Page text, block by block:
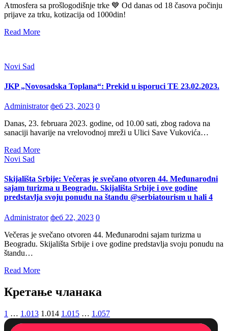
Atmosfera sa prošlogodišnje trke 💙 Od danas od 18 časova počinju
prijave za trku, kotizacija od 1000din!
Read More
Novi Sad
JKP „Novosadska Toplana“: Prekid u isporuci TE 23.02.2023.
Administrator феб 23, 2023 0
Danas, 23. februara 2023. godine, od 10.00 sati, zbog radova na
sanaciji havarije na vrelovodnoj mreži u Ulici Save Vukovića…
Read More
Novi Sad
Skijališta Srbije: Večeras je svečano otvoren 44. Međunarodni
sajam turizma u Beogradu. Skijališta Srbije i ove godine
predstavlja svoju ponudu na štandu @serbiatourism u hali 4
Administrator феб 22, 2023 0
Večeras je svečano otvoren 44. Međunarodni sajam turizma u
Beogradu. Skijališta Srbije i ove godine predstavlja svoju ponudu na
štandu…
Read More
Кретање чланака
1 … 1.013 1.014 1.015 … 1.057